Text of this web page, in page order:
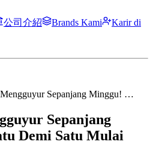
公司介紹 Brands Kami
Karir di
Sepanjang Minggu! …
Sepanjang
Demi Satu Mulai